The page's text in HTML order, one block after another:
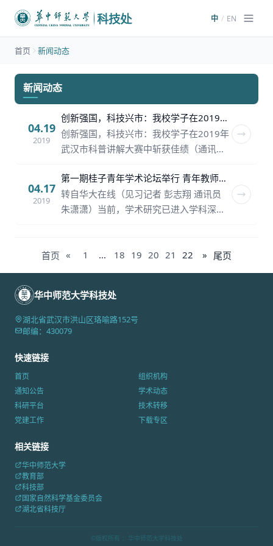
中 / EN
首页 新闻动态
新闻动态
04.19
2019
创新强国，科技兴市：我校学子在2019年武汉市科普讲解大赛中斩获佳绩
创新强国，科技兴市：我校学子在2019年
武汉市科普讲解大赛中斩获佳绩（通讯员
局组织的2019年武汉市科普讲解大赛于光
谷客·艺剧场成功举行。我校生命科学学院
和科技处（科学技术协会）组织了10名学
口才奖”和“武汉市十佳科普讲解使者”。​本
次大赛以“创新强国，科技兴市”为主题，吸
04.17
2019
第一期桂子青年学术论坛举行 青年教师科普黑洞初影
转自华大在线（见习记者 彭志翔 通讯员
朱潇潇）当前，学术研究已进入学科深度
技处、社科处推出“桂子青年学术论坛”。4
月16日，物理学院俞云伟教授应邀担任第
初影：窥探时间凝滞之界”为题，在科学会
堂为我校师生带来一场充满科学魅力的学
术讲座。校长、党委副书记赵凌云出席。
首页 « 1 ... 18 19 20 21 22 » 尾页
华中师范大学科技处
湖北省武汉市洪山区珞喻路152号
邮编：430079
快速链接
首页
组织机构
通知公告
学术动态
科研平台
技术转移
党建工作
下载专区
相关链接
华中师范大学
教育部
科技部
国家自然科学基金委员会
湖北省科技厅
©版权所有 ：华中师范大学科技处